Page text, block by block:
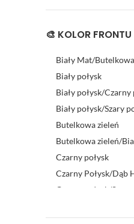
🎨 KOLOR FRONTU
Biały Mat/
Biały połysk
Biały połysk/Czarny
Biały połysk/Szary
Butelkowa zieleń
Butelkowa zieleń/
Czarny połysk
Czarny Połysk/Dąb
Czarny połysk/Szary